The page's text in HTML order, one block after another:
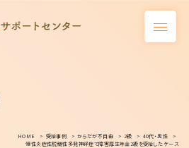
HOME 受給事例 からだが不自由 2級
40代・男性
慢性炎症性脱髄性多発神経症で障害厚生年金2級を受給したケース